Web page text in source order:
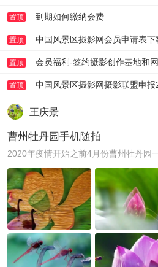
置顶 到期如何缴纳会费
置顶 中国风景区摄影网会员申请表下
置顶 会员福利-签约摄影创作基地和
门票体验帖-请文后登记
置顶 中国风景区摄影网摄影联盟申报
王庆景
曹州牡丹园手机随拍
2020年疫情开始之前4月份曹州牡丹园